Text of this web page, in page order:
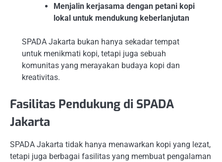
Menjalin kerjasama dengan petani kopi
lokal untuk mendukung keberlanjutan
SPADA Jakarta bukan hanya sekadar tempat
untuk menikmati kopi, tetapi juga sebuah
komunitas yang merayakan budaya kopi dan
kreativitas.
Fasilitas Pendukung di SPADA
Jakarta
SPADA Jakarta tidak hanya menawarkan kopi yang lezat,
tetapi juga berbagai fasilitas yang membuat pengalaman